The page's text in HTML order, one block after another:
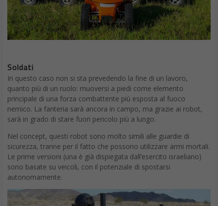
I robot elimineranno il 6% dei posti di lavoro entro il 2021
negli USA
Che lavoro fare? Scelte influenzate da pregiudizi e stereotipi
Francesco Marino
Giornalista esperto di tecnologia, da oltre 20
hardware, software e social. È stato direttore
editoriale della rivista scientifica Newton e ha lavorato per 11
anni al Gruppo Sole 24 Ore. È il fondatore e direttore
responsabile di Digitalic